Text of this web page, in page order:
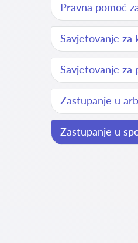
Pravna pomoć
Savjetovanje za
Savjetovanje za
Zastupanje u
Zastupanje u